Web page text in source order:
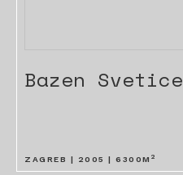
Bazen Svetice
ZAGREB | 2005 | 6300M 2